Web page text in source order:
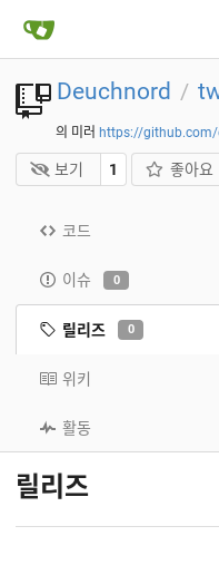
Deuchnord /
의 미러 https://
보기 1 좋아요
코드
이슈 0
릴리즈 0
위키
활동
릴리즈